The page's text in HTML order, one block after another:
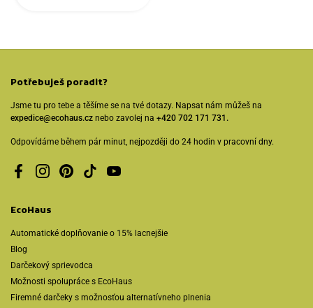
Potřebuješ poradit?
Jsme tu pro tebe a těšíme se na tvé dotazy. Napsat nám můžeš na
expedice@ecohaus.cz nebo zavolej na +420 702 171 731.
Odpovídáme během pár minut, nejpozději do 24 hodin v pracovní dny.
FacebookInstagramPinterestTikTokYouTube
EcoHaus
Automatické doplňovanie o 15% lacnejšie
Blog
Darčekový sprievodca
Možnosti spolupráce s EcoHaus
Firemné darčeky s možnosťou alternatívneho plnenia